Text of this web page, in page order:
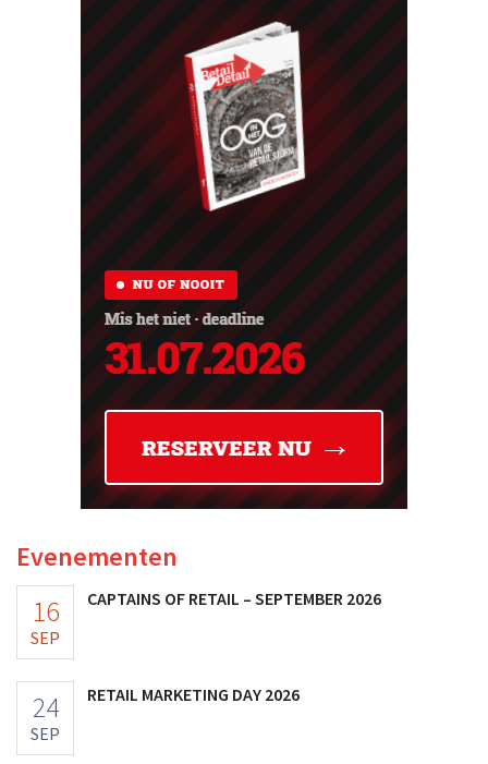
Evenementen
16
SEP
CAPTAINS OF RETAIL – SEPTEMBER 2026
24
SEP
RETAIL MARKETING DAY 2026